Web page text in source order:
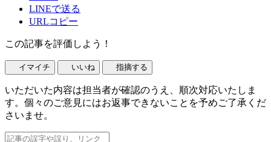
LINEで送る
URLコピー
この記事を評価しよう！
イマイチ いいね 指摘する
いただいた内容は担当者が確認のうえ、順次対応いたしま
す。個々のご意見にはお返事できないことを予めご了承くだ
さいませ。